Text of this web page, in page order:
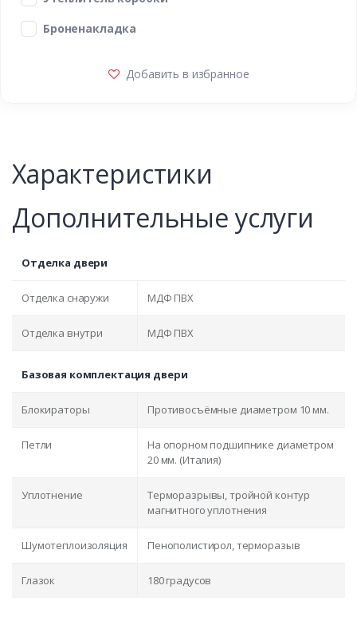
Броненакладка
Добавить в избранное
Характеристики
Дополнительные услуги
Отделка двери
Отделка снаружи МДФ ПВХ
Отделка внутри МДФ ПВХ
Базовая комплектация двери
Блокираторы Противосъёмные диаметром 10 мм.
Петли
На опорном подшипнике диаметром
20 мм. (Италия)
Уплотнение
Терморазрывы, тройной контур
магнитного уплотнения
Шумотеплоизоляция Пенополистирол, терморазыв
Глазок 180 градусов